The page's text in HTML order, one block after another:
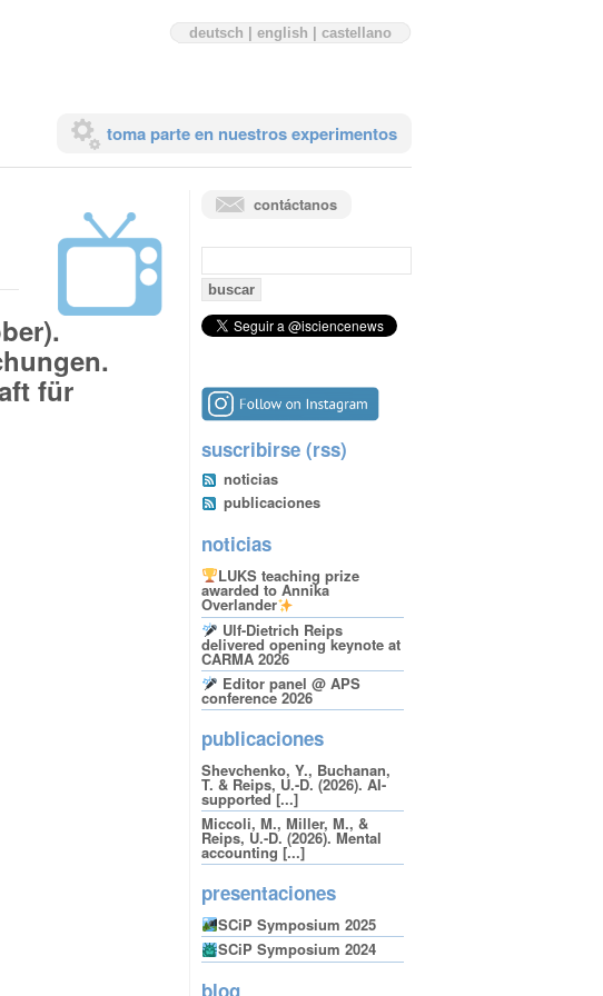
deutsch english castellano
toma parte en nuestros experimentos
für
contáctanos
búsqueda:
suscribirse (rss)
noticias
publicaciones
noticias
LUKS teaching prize
awarded to Annika
Overlander
Ulf-Dietrich Reips
delivered opening keynote at
CARMA 2026
Editor panel @ APS
conference 2026
publicaciones
Shevchenko, Y., Buchanan,
T. & Reips, U.-D. (2026). AI-
supported [...]
Miccoli, M., Miller, M., &
Reips, U.-D. (2026). Mental
accounting [...]
presentaciones
SCiP Symposium 2025
SCiP Symposium 2024
blog